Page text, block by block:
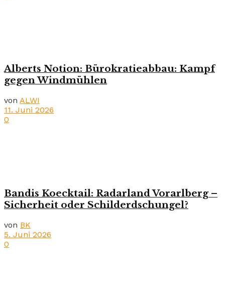
Alberts Notion: Bürokratieabbau: Kampf
gegen Windmühlen
von ALWI
11. Juni 2026
0
Bandis Koecktail: Radarland Vorarlberg –
Sicherheit oder Schilderdschungel?
von BK
5. Juni 2026
0